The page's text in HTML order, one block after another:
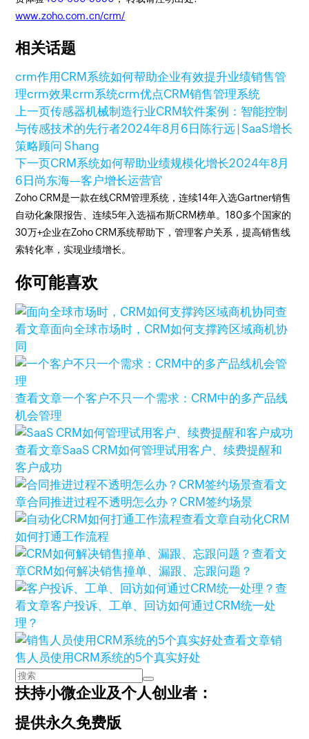
www.zoho.com.cn/crm/
相关话题
crm作用 CRM系统如何帮助企业有效提升业绩销售管
理crm效果crm系统crm优点CRM销售管理系统
上一页传感器机械制造行业CRM软件案例：智能控制
与传感技术的先行者2024年8月6日 陈行远 | SaaS增长
策略顾问 Shang
下一页CRM系统如何帮助业绩规模化增长2024年8月
6日 尚东海—客户增长运营官
Zoho CRM是一款在线CRM管理系统，连续14年入选Gartner销售
自动化象限报告、连续5年入选福布斯CRM榜单。180多个国家的
30万+企业在Zoho CRM系统帮助下，管理客户关系，提高销售线
索转化率，实现业绩增长。
你可能喜欢
查
看文章面向全球市场时，CRM如何支撑跨区域商机协
同
查看文章一个客户不只一个需求：CRM中的多产品线
机会管理
查看文章SaaS CRM如何管理试用客户、续费提醒和
客户成功
查看文
章合同推进过程不透明怎么办？CRM签约场景
查看文章自动化CRM
如何打通工作流程
查看文
章CRM如何解决销售撞单、漏跟、忘跟问题？
查
看文章客户投诉、工单、回访如何通过CRM统一处
理？
查看文章销
售人员使用CRM系统的5个真实好处
扶持小微企业及个人创业者：
提供永久免费版